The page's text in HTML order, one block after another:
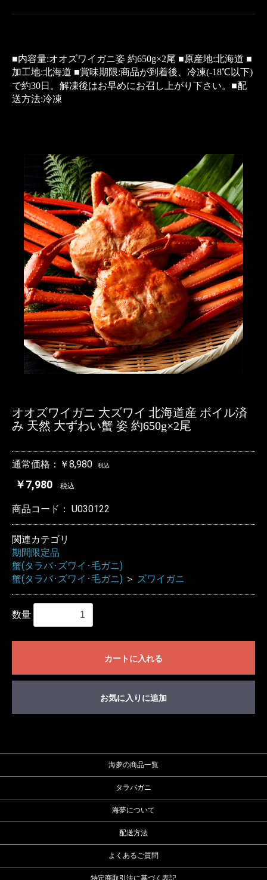
■内容量:オオズワイガニ姿 約650g×2尾 ■原産地:北海道 ■
加工地:北海道 ■賞味期限:商品が到着後、冷凍(-18℃以下)
で約30日。解凍後はお早めにお召し上がり下さい。■配
送方法:冷凍
オオズワイガニ 大ズワイ 北海道産 ボイル済
み 天然 大ずわい蟹 姿 約650g×2尾
通常価格：￥8,980 税込
￥7,980 税込
商品コード： U030122
関連カテゴリ
期間限定品
蟹(タラバ･ズワイ･毛ガニ)
蟹(タラバ･ズワイ･毛ガニ) ＞ ズワイガニ
数量
カートに入れる
お気に入りに追加
海夢の商品一覧
タラバガニ
海夢について
配送方法
よくあるご質問